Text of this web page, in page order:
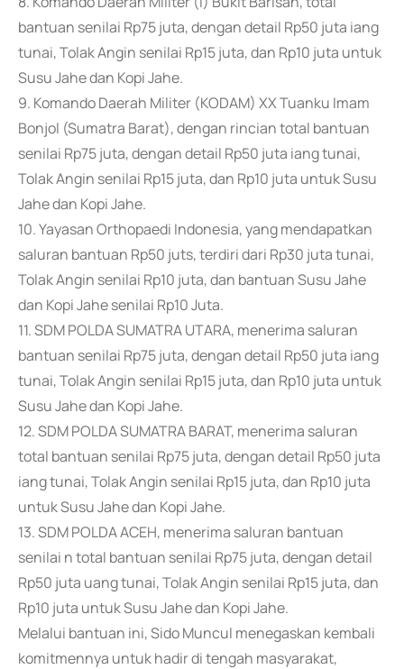
bantuan senilai Rp75 juta, dengan detail Rp50 juta iang
tunai, Tolak Angin senilai Rp15 juta, dan Rp10 juta untuk
Susu Jahe dan Kopi Jahe.
9. Komando Daerah Militer (KODAM) XX Tuanku Imam
Bonjol (Sumatra Barat), dengan rincian total bantuan
senilai Rp75 juta, dengan detail Rp50 juta iang tunai,
Tolak Angin senilai Rp15 juta, dan Rp10 juta untuk Susu
Jahe dan Kopi Jahe.
10. Yayasan Orthopaedi Indonesia, yang mendapatkan
saluran bantuan Rp50 juts, terdiri dari Rp30 juta tunai,
Tolak Angin senilai Rp10 juta, dan bantuan Susu Jahe
dan Kopi Jahe senilai Rp10 Juta.
11. SDM POLDA SUMATRA UTARA, menerima saluran
bantuan senilai Rp75 juta, dengan detail Rp50 juta iang
tunai, Tolak Angin senilai Rp15 juta, dan Rp10 juta untuk
Susu Jahe dan Kopi Jahe.
12. SDM POLDA SUMATRA BARAT, menerima saluran
total bantuan senilai Rp75 juta, dengan detail Rp50 juta
iang tunai, Tolak Angin senilai Rp15 juta, dan Rp10 juta
untuk Susu Jahe dan Kopi Jahe.
13. SDM POLDA ACEH, menerima saluran bantuan
senilai n total bantuan senilai Rp75 juta, dengan detail
Rp50 juta uang tunai, Tolak Angin senilai Rp15 juta, dan
Rp10 juta untuk Susu Jahe dan Kopi Jahe.
Melalui bantuan ini, Sido Muncul menegaskan kembali
komitmennya untuk hadir di tengah masyarakat,